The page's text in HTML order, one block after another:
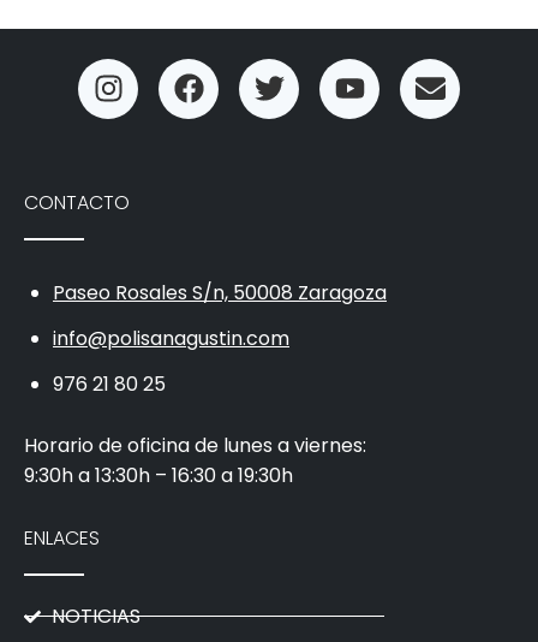
CONTACTO
Paseo Rosales S/n, 50008 Zaragoza
info@polisanagustin.com
976 21 80 25
Horario de oficina de lunes a viernes:
9:30h a 13:30h – 16:30 a 19:30h
ENLACES
NOTICIAS